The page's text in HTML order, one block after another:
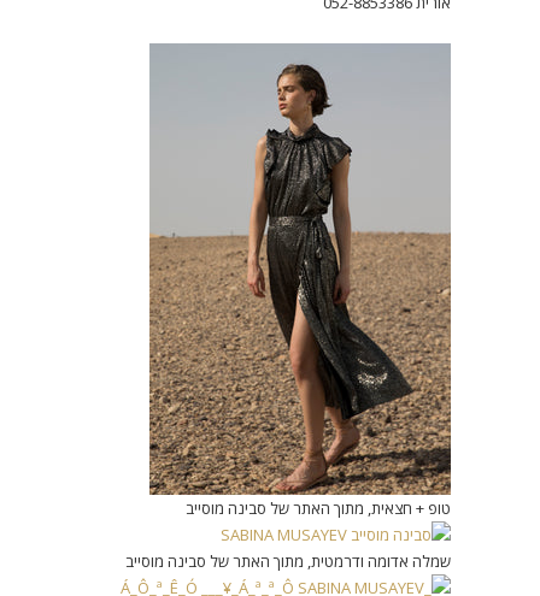
טופ + חצאית, מתוך האתר של סבינה מוסייב
שמלה אדומה ודרמטית, מתוך האתר של סבינה מוסייב